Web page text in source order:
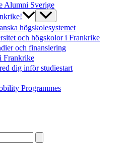
Alumni Sverige
högskolesystemet
och högskolor i Frankrike
och finansiering
Frankrike
dig inför studiestart
Programmes